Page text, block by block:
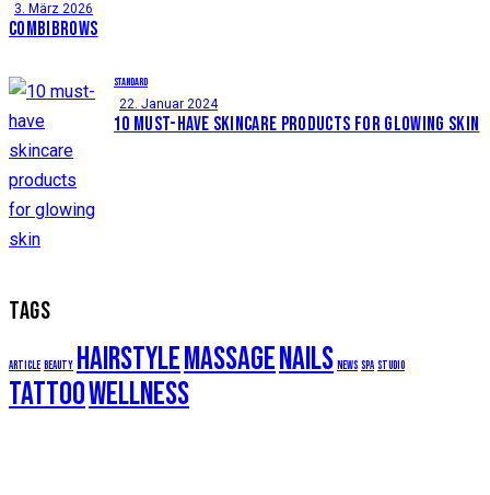
3. März 2026
COMBIBROWS
STANDARD
22. Januar 2024
10 MUST-HAVE SKINCARE PRODUCTS FOR GLOWING SKIN
TAGS
article beauty hairstylemassagenails news spa studio
tattoowellness